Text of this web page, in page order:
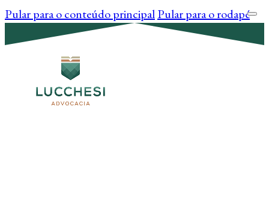
Pular para o conteúdo principalPular para o rodapé